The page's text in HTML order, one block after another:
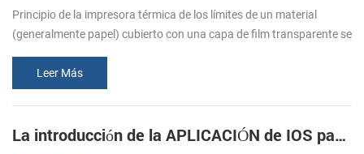
Principio de la impresora térmica de los límites de un material
(generalmente papel) cubierto con una capa de film transparente se
Leer Más
La introducción de la APLICACIÓN de IOS para móviles, impresoras